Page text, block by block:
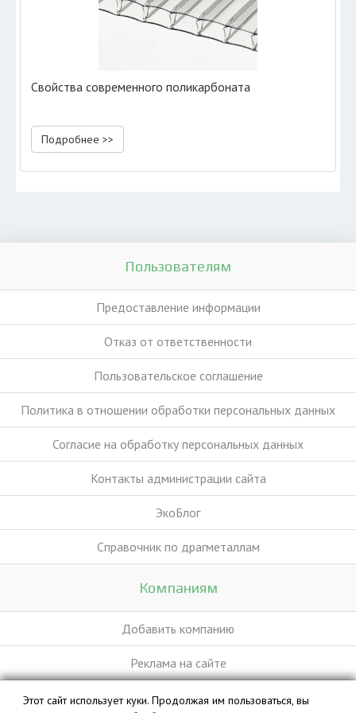
Свойства современного поликарбоната
Подробнее >>
Пользователям
Предоставление информации
Отказ от ответственности
Пользовательское соглашение
Политика в отношении обработки персональных данных
Согласие на обработку персональных данных
Контакты администрации сайта
ЭкоБлог
Справочник по драгметаллам
Компаниям
Добавить компанию
Реклама на сайте
Этот сайт использует куки. Продолжая им пользоваться, вы